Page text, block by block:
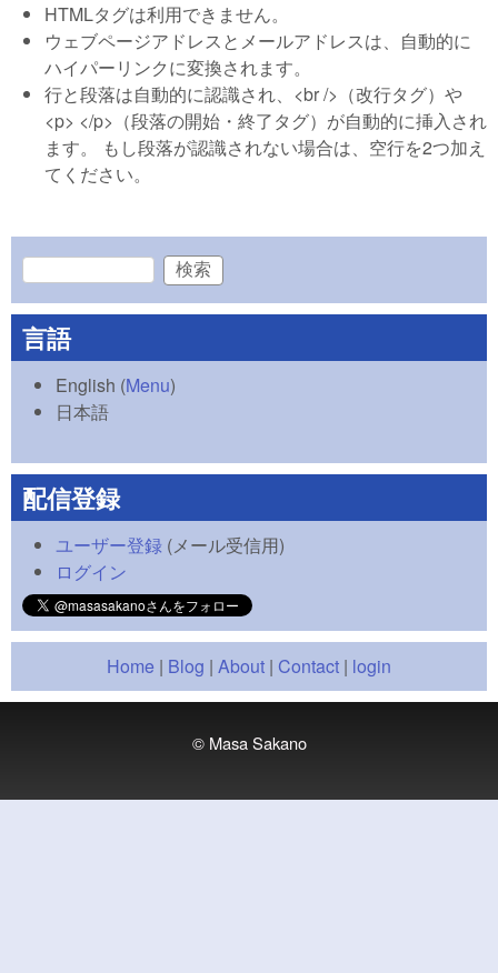
HTMLタグは利用できません。
ウェブページアドレスとメールアドレスは、自動的に
ハイパーリンクに変換されます。
行と段落は自動的に認識され、<br />（改行タグ）や
<p> </p>（段落の開始・終了タグ）が自動的に挿入され
ます。 もし段落が認識されない場合は、空行を2つ加え
てください。
検索フォーム
検索
言語
English (Menu)
日本語
配信登録
ユーザー登録 (メール受信用)
ログイン
Home | Blog | About | Contact | login
© Masa Sakano